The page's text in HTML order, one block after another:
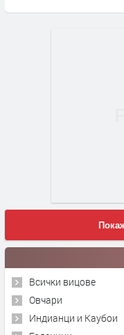
Всички вицове
Овчари
Индианци и Каубои